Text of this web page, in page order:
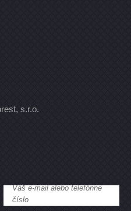
s.r.o.
Váš e-mail alebo telefónne
číslo